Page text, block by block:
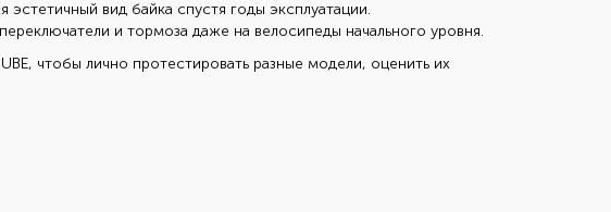
вид байка спустя годы эксплуатации.
и тормоза даже на велосипеды начального уровня.
чтобы лично протестировать разные модели, оценить их